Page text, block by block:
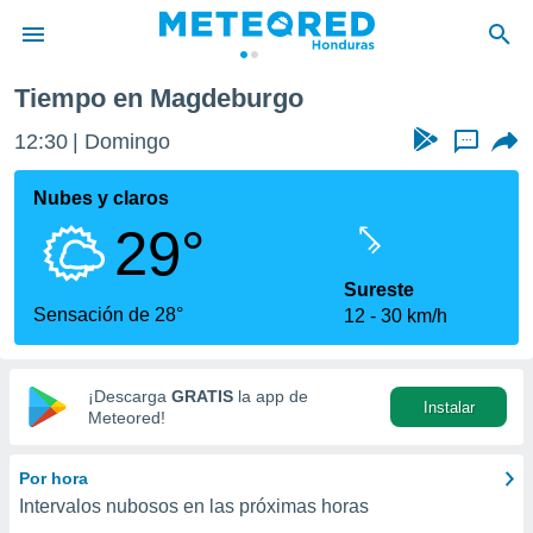
de
ha sido
calidad.
a este
las
y
digital
basada
Tiempo en Magdeburgo
12:30 Domingo ...
Nubes y claros
29°
Sensación de 28°
Sureste
12
30 km/h
¡Descarga GRATIS la app de
Meteored!
Instalar
Por hora
Intervalos nubosos en las próximas horas